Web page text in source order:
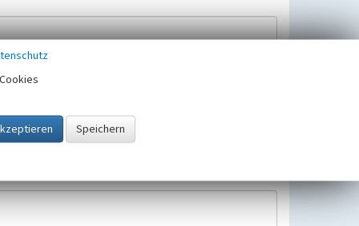
gespeichert und verwendet.
gültigen Europäischen